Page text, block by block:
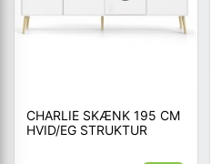
CHARLIE SKÆNK 195 CM
HVID/EG STRUKTUR